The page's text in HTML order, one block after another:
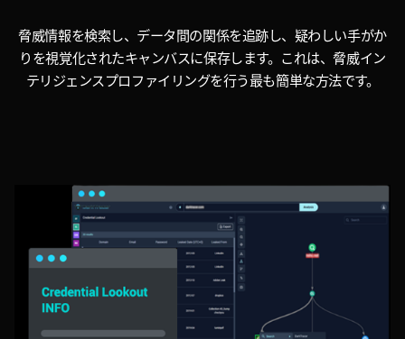
脅威情報を検索し、データ間の関係を追跡し、疑わしい手がか
りを視覚化されたキャンバスに保存します。これは、脅威イン
テリジェンスプロファイリングを行う最も簡単な方法です。